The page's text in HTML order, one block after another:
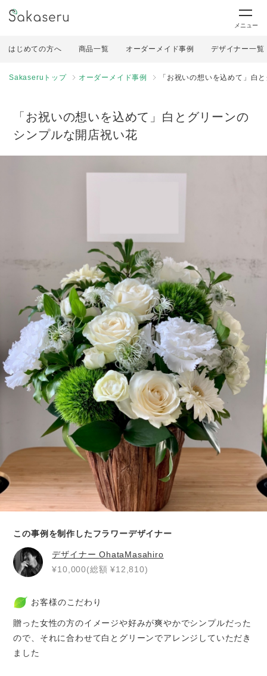
メニュー
はじめての方へ 商品一覧 オーダーメイド事例 デザイナー一覧
Sakaseruトップ オーダーメイド事例 「お祝いの想いを込めて」白
「お祝いの想いを込めて」白とグリーンの
シンプルな開店祝い花
この事例を制作したフラワーデザイナー
デザイナーOhataMasahiro
¥10,000(総額 ¥12,810)
お客様のこだわり
贈った女性の方のイメージや好みが爽やかでシンプルだった
ので、それに合わせて白とグリーンでアレンジしていただき
ました